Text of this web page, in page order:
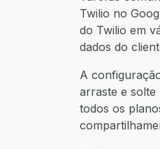
Twilio no
do Twilio em
dados do
A
arraste e
todos os